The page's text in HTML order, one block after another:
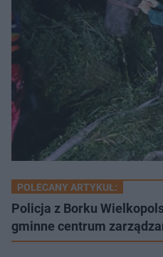
POLECANY ARTYKUŁ:
​Policja z Borku
gminne centrum